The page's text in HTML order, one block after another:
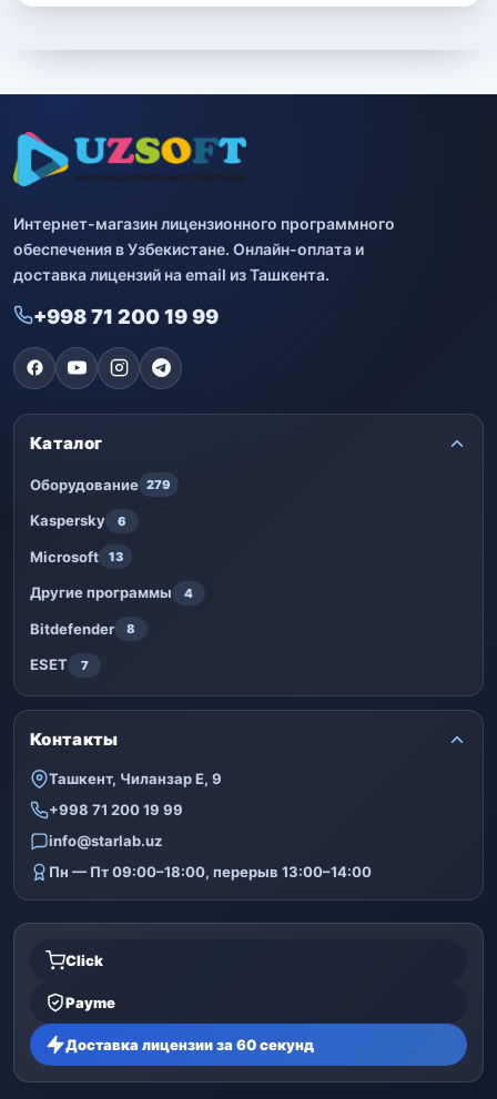
Интернет-магазин лицензионного программного
обеспечения в Узбекистане. Онлайн-оплата и
доставка лицензий на email из Ташкента.
+998 71 200 19 99
Каталог
Оборудование 279
Kaspersky 6
Microsoft 13
Другие программы 4
Bitdefender 8
ESET 7
Контакты
Ташкент, Чиланзар Е, 9
+998 71 200 19 99
info@starlab.uz
Пн — Пт 09:00–18:00, перерыв 13:00–14:00
Click
Payme
Доставка лицензии за 60 секунд